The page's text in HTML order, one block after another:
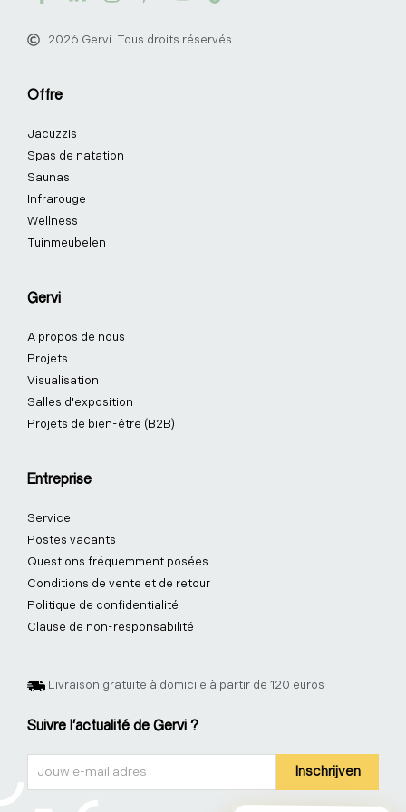
a
e
o
o
-
f
i
k
-
i
n
t
t
o
t
i
t
2026 Gervi. Tous droits réservés.
Offre
Jacuzzis
Spas de natation
Saunas
Infrarouge
Wellness
Tuinmeubelen
Gervi
A propos de nous
Projets
Visualisation
Salles d'exposition
Projets de bien-être (B2B)
Entreprise
Service
Postes vacants
Questions fréquemment posées
Conditions de vente et de retour
Politique de confidentialité
Clause de non-responsabilité
Livraison gratuite à domicile à partir de 120 euros
Suivre l'actualité de Gervi ?
Inschrijven